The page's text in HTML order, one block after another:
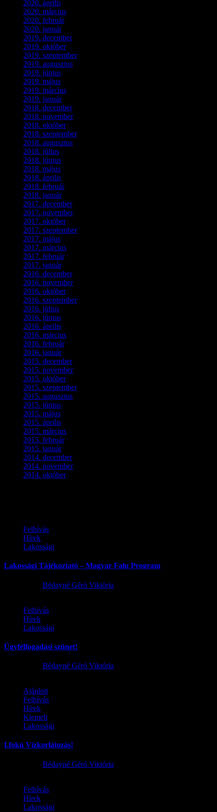
2020. április
2020. március
2020. február(6)
2020. január(1)
2019. december(4)
2019. október(3)
2019. szeptember(2)
2019. augusztus
2019. június
2019. május
2019. március
2019. január(1)
2018. december(3)
2018. november(1)
2018. október(1)
2018. szeptember(1)
2018. augusztus
2018. július
2018. június
2018. május
2018. április
2018. február(2)
2018. január(2)
2017. december(4)
2017. november(3)
2017. október(4)
2017. szeptember(1)
2017. május
2017. március
2017. február(1)
2017. január(2)
2016. december(1)
2016. november(1)
2016. október(6)
2016. szeptember(5)
2016. július
2016. június
2016. április
2016. március
2016. február(3)
2016. január(2)
2015. december(1)
2015. november(4)
2015. október(4)
2015. szeptember(5)
2015. augusztus
2015. június
2015. május
2015. április
2015. március
2015. február(2)
2015. január(5)
2014. december(4)
2014. november(1)
2014. október(2)
Felhívás
Hírek
Lakossági
Lakossági Tájékoztató – Magyar Falu Program
Bédayné Géró Viktória
Felhívás
Hírek
Lakossági
Ügyfélfogadási szünet!
Bédayné Géró Viktória
Ajánlott
Felhívás
Hírek
Kiemelt
Lakossági
I.fokú Vízkorlátozás!
Bédayné Géró Viktória
Felhívás
Hírek
Lakossági